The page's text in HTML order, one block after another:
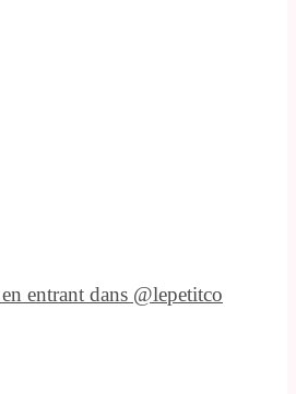
entrant dans @lepetitco